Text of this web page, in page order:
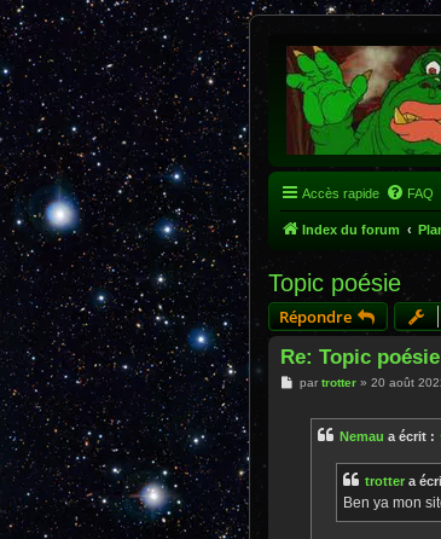
Accès rapide FAQ
Index du forum
Topic poésie
Répondre
Re: Topic poésie
Mpar trotter» 20 août
Nemau a écrit :
trotter a
Ben ya mon